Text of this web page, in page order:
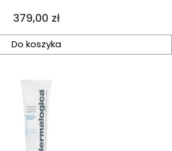
Cena
379,00 zł
Do koszyka